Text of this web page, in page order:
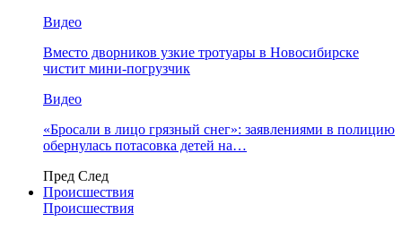
Видео
Вместо дворников узкие тротуары в Новосибирске
чистит мини-погрузчик
Видео
«Бросали в лицо грязный снег»: заявлениями в полицию
обернулась потасовка детей на…
Пред След
Происшествия
Происшествия